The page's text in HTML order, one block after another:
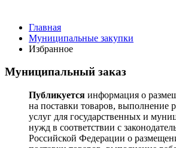
Главная
Муниципальные закупки
Избранное
Муниципальный заказ
Публикуется информация о
на поставки товаров, выполнение
услуг для государственных и
нужд в соответствии с
Российской Федерации о